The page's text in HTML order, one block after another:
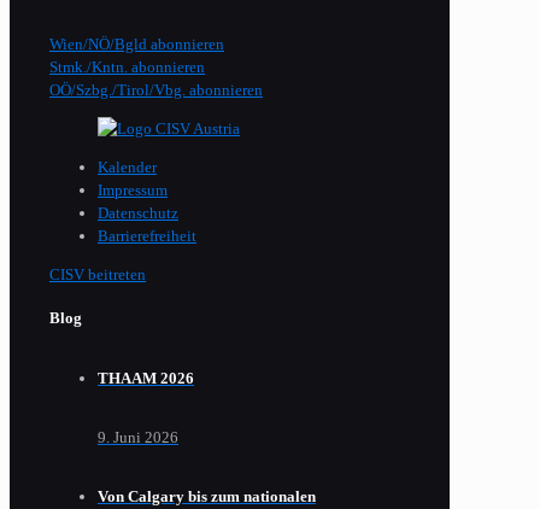
Wien/NÖ/Bgld abonnieren
Stmk./Kntn. abonnieren
OÖ/Szbg./Tirol/Vbg. abonnieren
Kalender
Impressum
Datenschutz
Barrierefreiheit
CISV beitreten
Blog
THAAM 2026
9. Juni 2026
Von Calgary bis zum nationalen